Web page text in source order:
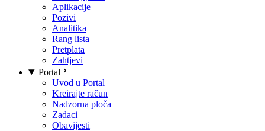
Aplikacije
Pozivi
Analitika
Rang lista
Pretplata
Zahtjevi
Portal
Uvod u Portal
Kreirajte račun
Nadzorna ploča
Zadaci
Obavijesti